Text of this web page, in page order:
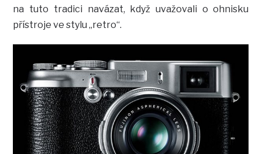
na tuto tradici navázat, když uvažovali o ohnisku
přístroje ve stylu „retro“.